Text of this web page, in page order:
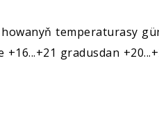
temperaturasy
gradusdan